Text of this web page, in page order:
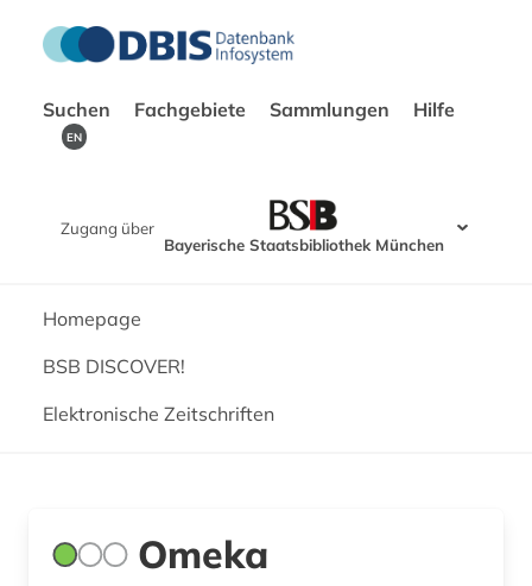
Suchen Fachgebiete Sammlungen Hilfe
EN
Zugang über
Bayerische Staatsbibliothek München
Homepage
BSB DISCOVER!
Elektronische Zeitschriften
Omeka